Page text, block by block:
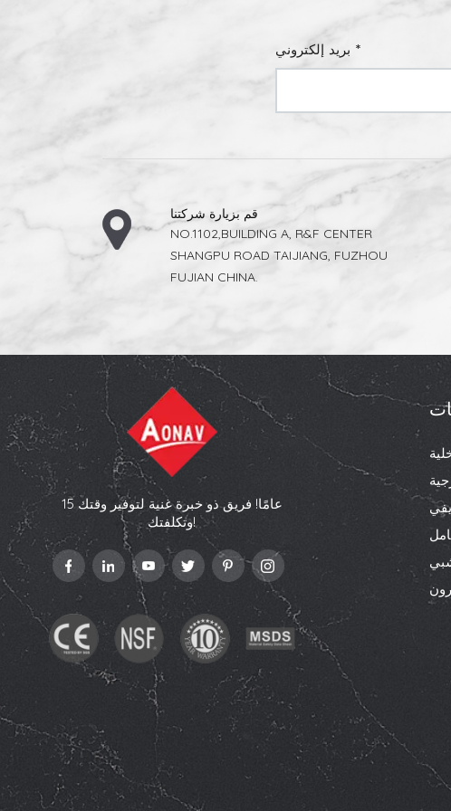
بريد إلكتروني *
قم بزيارة شركتنا
NO.1102,BUILDING A, R&F CENTER
SHANGPU ROAD TAIJIANG, FUZHOU
FUJIAN CHINA.
15 عامًا! فريق ذو خبرة غنية لتوفير وقتك
وتكلفتك!